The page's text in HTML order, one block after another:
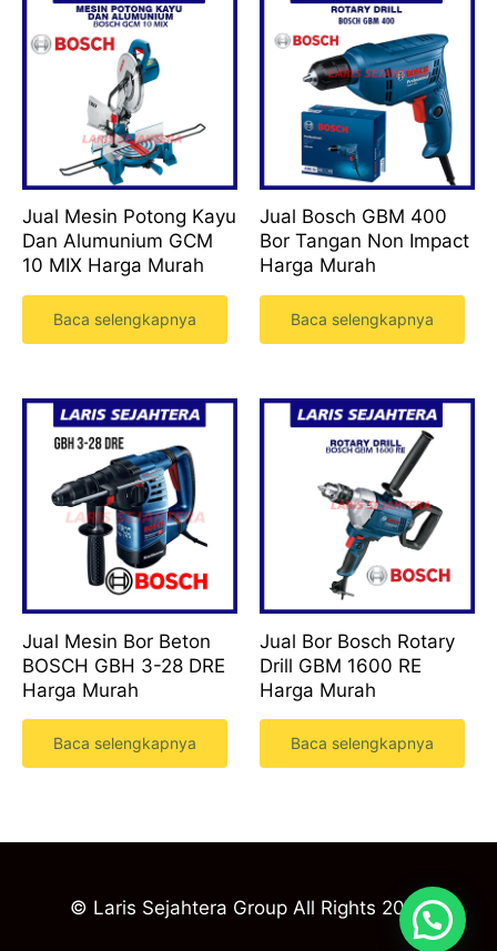
Jual Mesin Potong Kayu
Dan Alumunium GCM
10 MIX Harga Murah
Baca selengkapnya
Jual Bosch GBM 400
Bor Tangan Non Impact
Harga Murah
Baca selengkapnya
Jual Mesin Bor Beton
BOSCH GBH 3-28 DRE
Harga Murah
Baca selengkapnya
Jual Bor Bosch Rotary
Drill GBM 1600 RE
Harga Murah
Baca selengkapnya
© Laris Sejahtera Group All Rights 2023